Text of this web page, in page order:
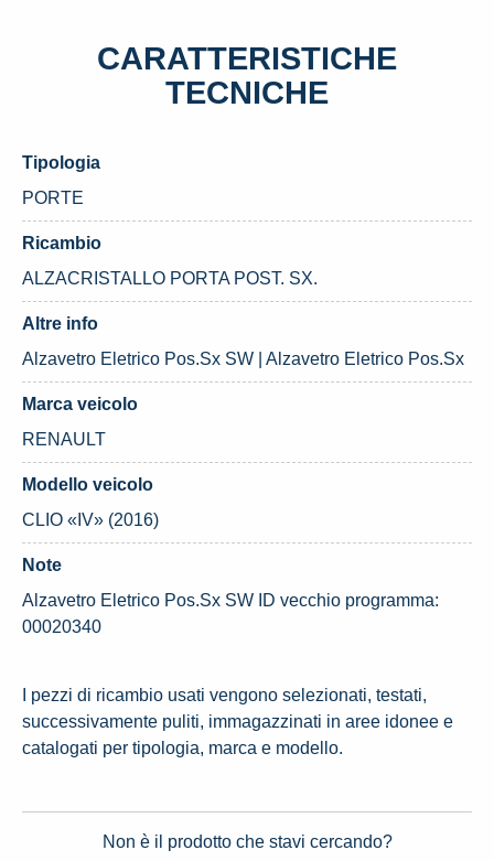
CARATTERISTICHE
TECNICHE
Tipologia
PORTE
Ricambio
ALZACRISTALLO PORTA POST. SX.
Altre info
Alzavetro Eletrico Pos.Sx SW | Alzavetro Eletrico Pos.Sx
Marca veicolo
RENAULT
Modello veicolo
CLIO «IV» (2016)
Note
Alzavetro Eletrico Pos.Sx SW ID vecchio programma:
00020340
I pezzi di ricambio usati vengono selezionati, testati,
successivamente puliti, immagazzinati in aree idonee e
catalogati per tipologia, marca e modello.
Non è il prodotto che stavi cercando?